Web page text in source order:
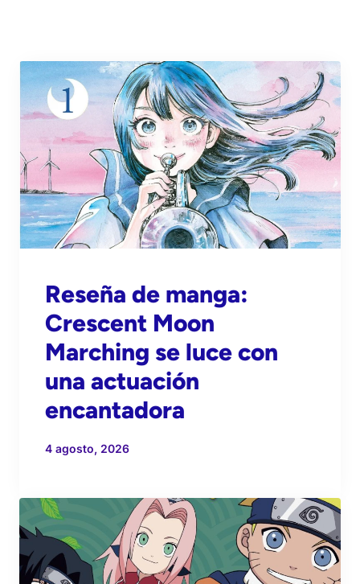
Reseña de manga:
Crescent Moon
Marching se luce con
una actuación
encantadora
4 agosto, 2026